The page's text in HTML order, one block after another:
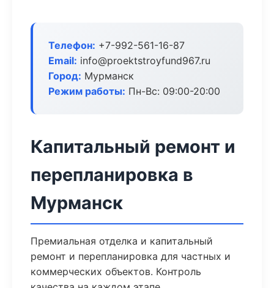
Телефон: +7-992-561-16-87
Email: info@proektstroyfund967.ru
Город: Мурманск
Режим работы: Пн-Вс: 09:00-20:00
Капитальный ремонт и
перепланировка в
Мурманск
Премиальная отделка и капитальный
ремонт и перепланировка для частных и
коммерческих объектов. Контроль